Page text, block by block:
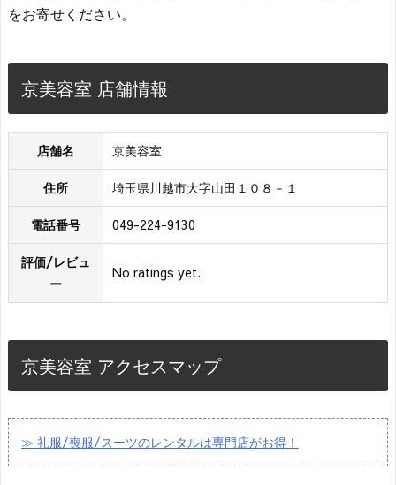
をお寄せください。
京美容室 店舗情報
店舗名 京美容室
住所 埼玉県川越市大字山田１０８－１
電話番号 049-224-9130
評価/レビュ
ー
No ratings yet.
京美容室 アクセスマップ
≫ 礼服/喪服/スーツのレンタルは専門店がお得！